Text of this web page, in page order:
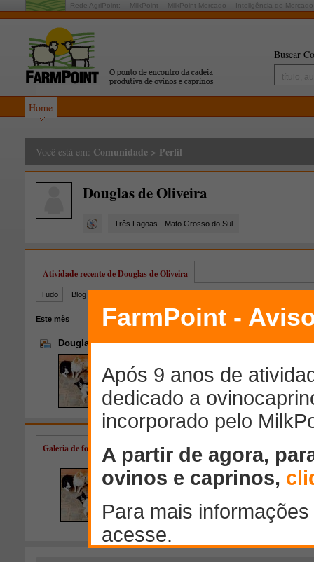
Rede AgriPoint: MilkPoint MilkPoint Mercado Inteligência de Mercado
Buscar
Home
Você está em: Comunidade > Perfil
Douglas de Oliveira
Três Lagoas - Mato Grosso do Sul
Galeria de fotos de Douglas de Oliveira